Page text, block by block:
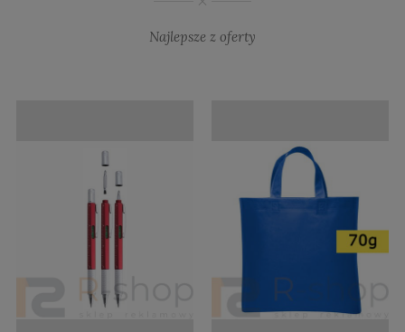
Najlepsze z oferty